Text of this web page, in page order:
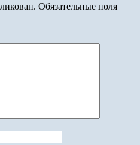
Обязательные поля